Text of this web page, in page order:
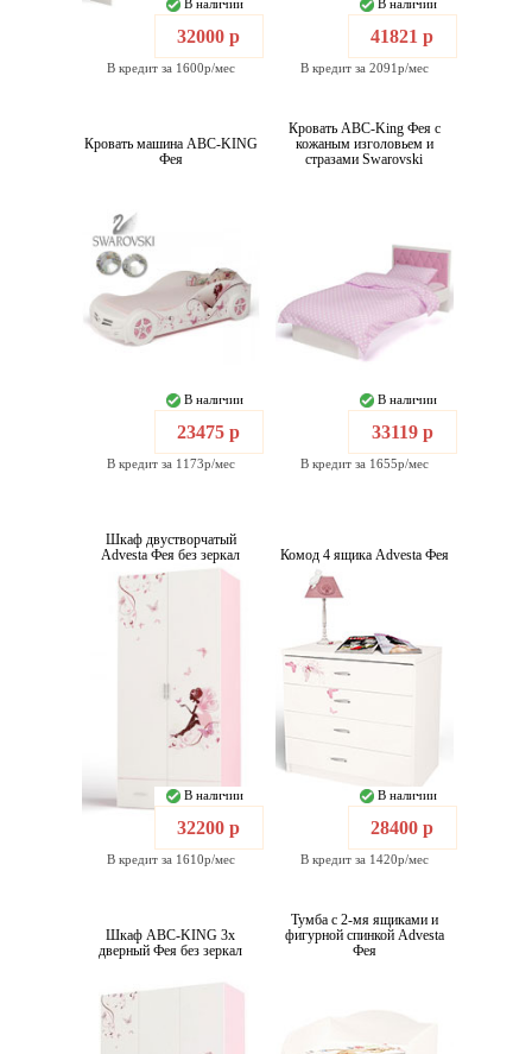
В наличии
32000 р
В кредит за 1600р/мес
В наличии
41821 р
В кредит за 2091р/мес
Кровать машина ABC-KING
Фея
В наличии
23475 р
В кредит за 1173р/мес
Кровать ABC-King Фея с
кожаным изголовьем и
стразами Swarovski
В наличии
33119 р
В кредит за 1655р/мес
Шкаф двустворчатый
Advesta Фея без зеркал
В наличии
32200 р
В кредит за 1610р/мес
Комод 4 ящика Advesta Фея
В наличии
28400 р
В кредит за 1420р/мес
Шкаф ABC-KING 3х
дверный Фея без зеркал
Тумба c 2-мя ящиками и
фигурной спинкой Advesta
Фея